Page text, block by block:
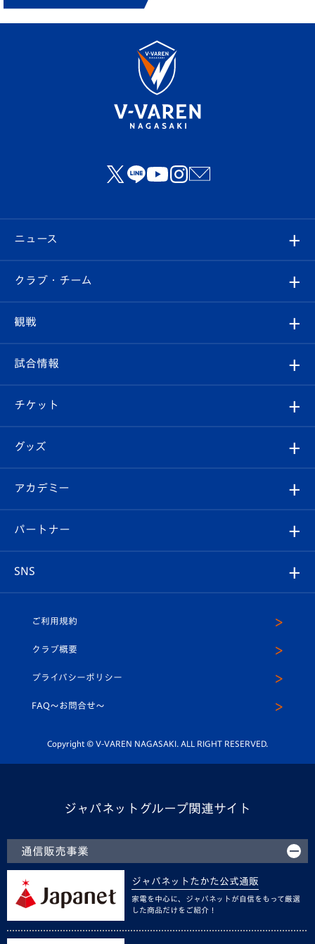
ニュース
すべて
クラブ
試合情報
チケット
イベント
メディア
ホームタウン
クラブ・チーム
クラブ概要
エンブレム紹介
スタッフプロフィール
マスコット紹介
平和祈念活動
ホームタウン活動
観戦
観戦ルール
はじめての観戦ガイド
Revive Team
ヴィヴィくんの長崎おもてなしガイド
試合情報
試合日程/結果
フォトギャラリー
スタジアムグルメ
チケット
チケット
V-LOVERS（ファンクラブ）
プレイヤーズスイート
グッズ
オンラインショップ
店舗情報
アカデミー
育成からのお知らせ
U-18
スクール
パートナー
SNS
ヴィヴィくんインスタグラム
公式LINE＠
ご利用規約
クラブ概要
プライバシーポリシー
FAQ〜お問合せ〜
Copyright © V-VAREN NAGASAKI. ALL RIGHT RESERVED.
ジャパネットグループ関連サイト
通信販売事業
ジャパネットたかた公式通販
家電を中心に、ジャパネットが自信をもって厳選
した商品だけをご紹介！